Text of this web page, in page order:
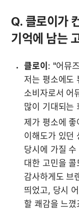
Q. 클로이가
기억에 남는
클로이 : "어뮤
저는 평소에도
소비자로서 어
많이 기대되는
제가 평소에
이해도가 있던
당시에 가질
대한 고민을
감사하게도 브
띄었고, 당시
할 쾌감을 느꼈